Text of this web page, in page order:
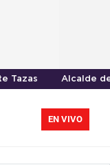
Tazas Alcalde
EN VIVO